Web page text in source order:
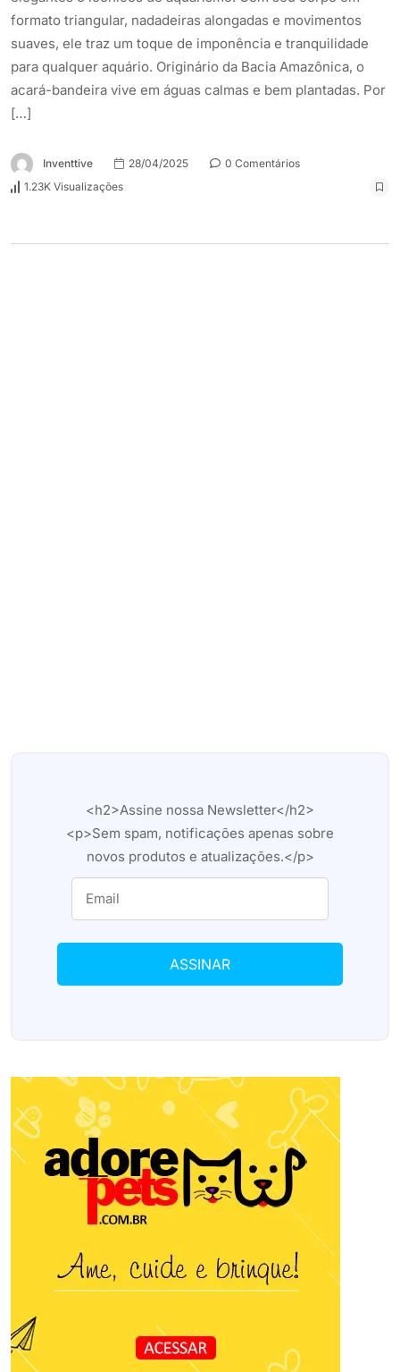
formato triangular, nadadeiras alongadas e movimentos
suaves, ele traz um toque de imponência e tranquilidade
para qualquer aquário. Originário da Bacia Amazônica, o
acará-bandeira vive em águas calmas e bem plantadas. Por
[…]
Inventtive 28/04/2025
0 Comentários
1.23K Visualizações
<h2>Assine nossa Newsletter</h2>
<p>Sem spam, notificações apenas sobre
novos produtos e atualizações.</p>
ASSINAR